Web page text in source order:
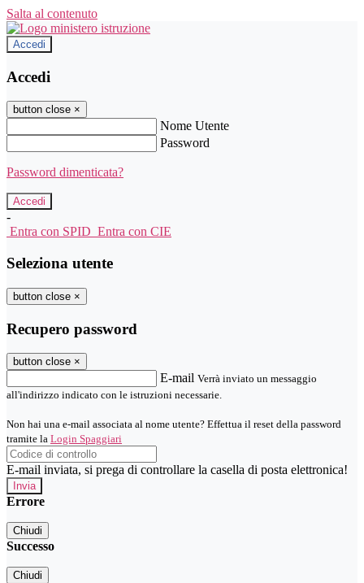
Salta al contenuto
Accedi
Accedi
button close ×
Nome Utente
Password
Password dimenticata?
-
Entra con SPID Entra con CIE
Seleziona utente
button close ×
Recupero password
button close ×
E-mail Verrà inviato un messaggio
all'indirizzo indicato con le istruzioni necessarie.
Non hai una e-mail associata al nome utente? Effettua il reset della password
tramite la Login Spaggiari
E-mail inviata, si prega di controllare la casella di posta elettronica!
Errore
Chiudi
Successo
Chiudi